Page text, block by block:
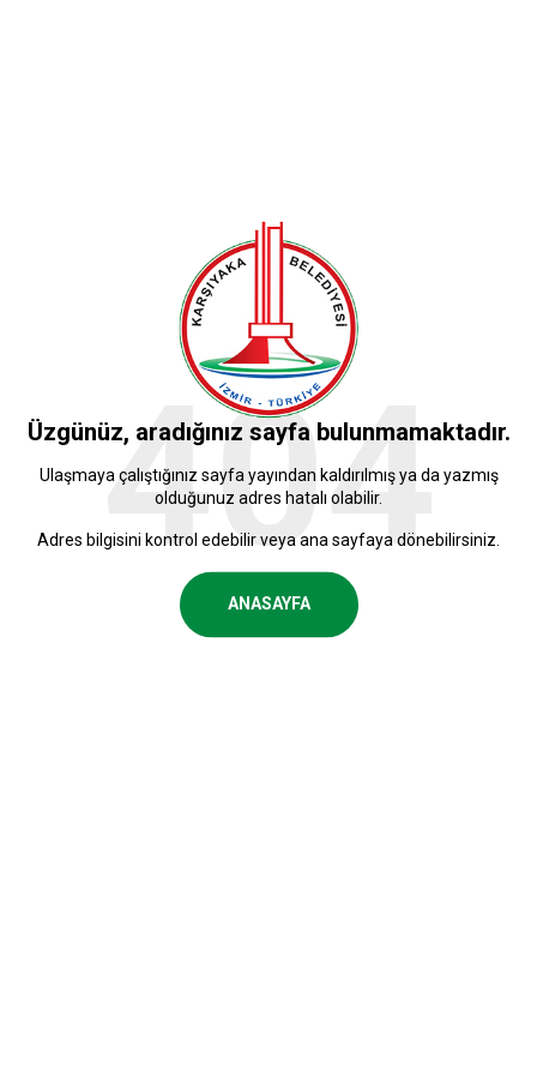
404
Üzgünüz, aradığınız sayfa bulunmamaktadır.
Ulaşmaya çalıştığınız sayfa yayından kaldırılmış ya da yazmış
olduğunuz adres hatalı olabilir.
Adres bilgisini kontrol edebilir veya ana sayfaya dönebilirsiniz.
ANASAYFA